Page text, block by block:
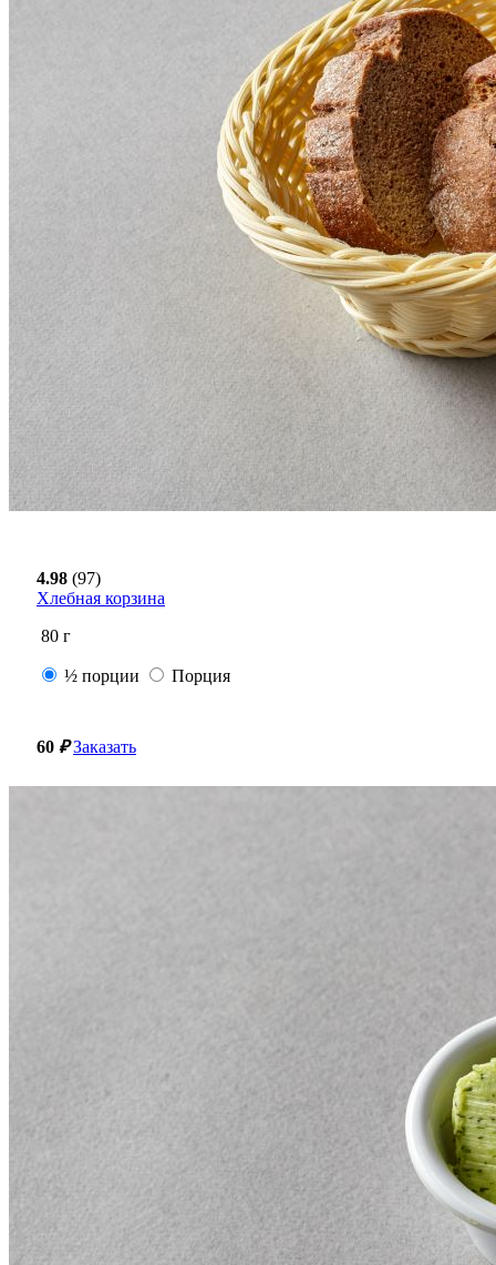
4.98 (97)
Хлебная корзина
80 г
½ порции Порция
60 ₽ Заказать